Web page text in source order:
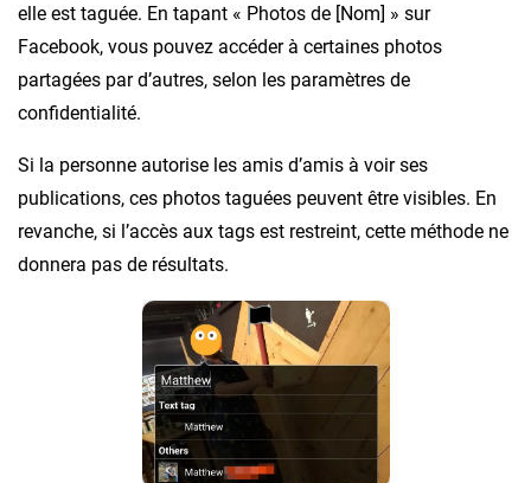
elle est taguée. En tapant « Photos de [Nom] » sur
Facebook, vous pouvez accéder à certaines photos
partagées par d’autres, selon les paramètres de
confidentialité.
Si la personne autorise les amis d’amis à voir ses
publications, ces photos taguées peuvent être visibles. En
revanche, si l’accès aux tags est restreint, cette méthode ne
donnera pas de résultats.